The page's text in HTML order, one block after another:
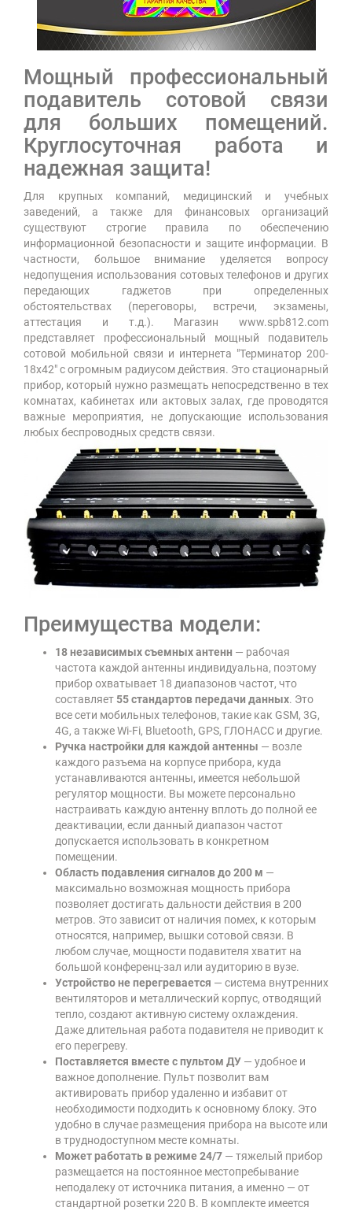
Мощный профессиональный
подавитель сотовой связи
для больших помещений.
Круглосуточная работа и
надежная защита!
Для крупных компаний, медицинский и учебных
заведений, а также для финансовых организаций
существуют строгие правила по обеспечению
информационной безопасности и защите информации. В
частности, большое внимание уделяется вопросу
недопущения использования сотовых телефонов и других
передающих гаджетов при определенных
обстоятельствах (переговоры, встречи, экзамены,
аттестация и т.д.). Магазин www.spb812.com
представляет профессиональный мощный подавитель
сотовой мобильной связи и интернета "Терминатор 200-
18х42" с огромным радиусом действия. Это стационарный
прибор, который нужно размещать непосредственно в тех
комнатах, кабинетах или актовых залах, где проводятся
важные мероприятия, не допускающие использования
любых беспроводных средств связи.
Преимущества модели:
18 независимых съемных антенн — рабочая
частота каждой антенны индивидуальна, поэтому
прибор охватывает 18 диапазонов частот, что
составляет55 стандартов передачи данных. Это
все сети мобильных телефонов, такие как GSM, 3G,
4G, а также Wi-Fi, Bluetooth, GPS, ГЛОНАСС и другие.
Ручка настройки для каждой антенны — возле
каждого разъема на корпусе прибора, куда
устанавливаются антенны, имеется небольшой
регулятор мощности. Вы можете персонально
настраивать каждую антенну вплоть до полной ее
деактивации, если данный диапазон частот
допускается использовать в конкретном
помещении.
Область подавления сигналов до 200 м —
максимально возможная мощность прибора
позволяет достигать дальности действия в 200
метров. Это зависит от наличия помех, к которым
относятся, например, вышки сотовой связи. В
любом случае, мощности подавителя хватит на
большой конференц-зал или аудиторию в вузе.
Устройство не перегревается — система внутренних
вентиляторов и металлический корпус, отводящий
тепло, создают активную систему охлаждения.
Даже длительная работа подавителя не приводит к
его перегреву.
Поставляется вместе с пультом ДУ — удобное и
важное дополнение. Пульт позволит вам
активировать прибор удаленно и избавит от
необходимости подходить к основному блоку. Это
удобно в случае размещения прибора на высоте или
в труднодоступном месте комнаты.
Может работать в режиме 24/7 — тяжелый прибор
размещается на постоянное местопребывание
неподалеку от источника питания, а именно — от
стандартной розетки 220 В. В комплекте имеется